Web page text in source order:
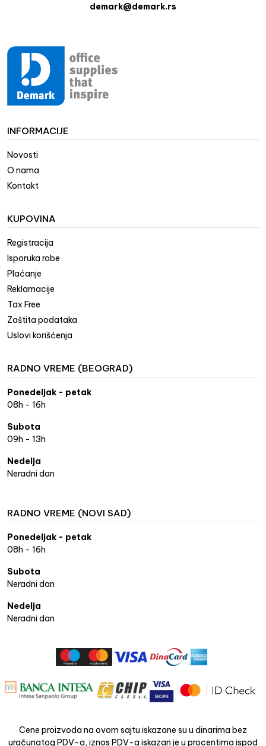
demark@demark.rs
INFORMACIJE
Novosti
O nama
Kontakt
KUPOVINA
Registracija
Isporuka robe
Plaćanje
Reklamacije
Tax Free
Zaštita podataka
Uslovi korišćenja
RADNO VREME (BEOGRAD)
Ponedeljak - petak
08h - 16h
Subota
09h - 13h
Nedelja
Neradni dan
RADNO VREME (NOVI SAD)
Ponedeljak - petak
08h - 16h
Subota
Neradni dan
Nedelja
Neradni dan
Cene proizvoda na ovom sajtu iskazane su u dinarima bez
uračunatog PDV-a, iznos PDV-a iskazan je u procentima ispod